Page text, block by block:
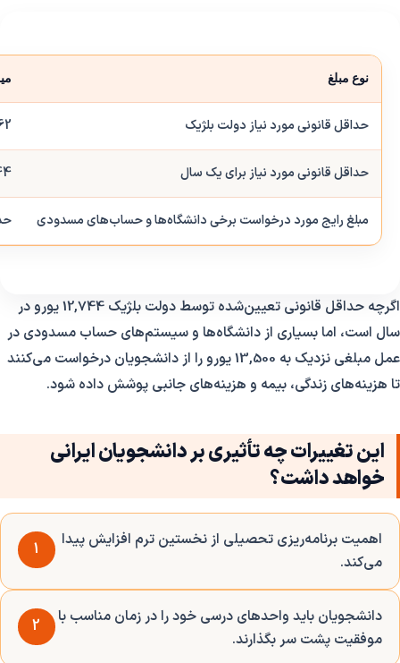
نوع مبلغ
حداقل قانونی مورد نیاز دولت بلژیک
حداقل قانونی مورد نیاز برای یک سال
مبلغ رایج مورد درخواست برخی دانشگاه‌ها و حساب‌های مسدودی حدود
اگرچه حداقل قانونی تعیین‌شده توسط دولت بلژیک 12,744 یورو در
سال است، اما بسیاری از دانشگاه‌ها و سیستم‌های حساب مسدودی در
عمل مبلغی نزدیک به 13,500 یورو را از دانشجویان درخواست می‌کنند
تا هزینه‌های زندگی، بیمه و هزینه‌های جانبی پوشش داده شود.
این تغییرات چه تأثیری بر دانشجویان ایرانی
خواهد داشت؟
1
اهمیت برنامه‌ریزی تحصیلی از نخستین ترم افزایش پیدا
می‌کند.
2
دانشجویان باید واحدهای درسی خود را در زمان مناسب با
موفقیت پشت سر بگذارند.